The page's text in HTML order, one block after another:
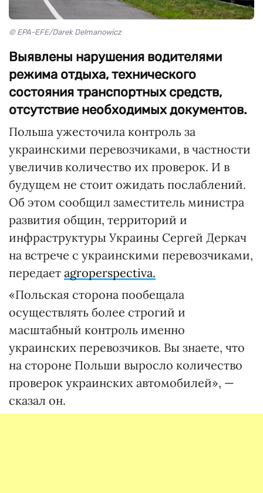
© EPA-EFE/Darek Delmanowicz
Выявлены нарушения водителями
режима отдыха, технического
состояния транспортных средств,
отсутствие необходимых документов.
Польша ужесточила контроль за
украинскими перевозчиками, в частности
увеличив количество их проверок. И в
будущем не стоит ожидать послаблений.
Об этом сообщил заместитель министра
развития общин, территорий и
инфраструктуры Украины Сергей Деркач
на встрече с украинскими перевозчиками,
передает agroperspectiva.
«Польская сторона пообещала
осуществлять более строгий и
масштабный контроль именно
украинских перевозчиков. Вы знаете, что
на стороне Польши выросло количество
проверок украинских автомобилей», —
сказал он.